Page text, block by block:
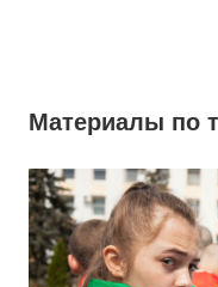
Материалы по